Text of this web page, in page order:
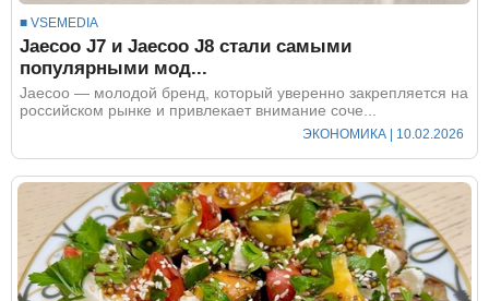
■ VSEMEDIA
Jaecoo J7 и Jaecoo J8 стали самыми
популярными мод...
Jaecoo — молодой бренд, который уверенно закрепляется на
российском рынке и привлекает внимание соче...
ЭКОНОМИКА | 10.02.2026